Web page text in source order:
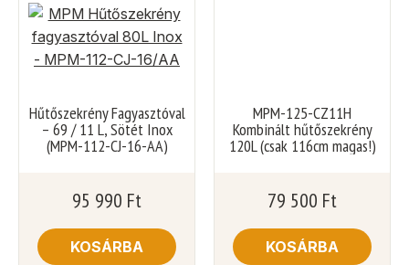
Hűtőszekrény Fagyasztóval
– 69 / 11 L, Sötét Inox
(MPM-112-CJ-16-AA)
95 990 Ft
KOSÁRBA
MPM-125-CZ11H
Kombinált hűtőszekrény
120L (csak 116cm magas!)
79 500 Ft
KOSÁRBA